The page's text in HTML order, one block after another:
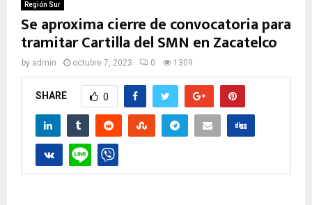
Región Sur
Se aproxima cierre de convocatoria para
tramitar Cartilla del SMN en Zacatelco
by admin octubre 7, 2023 0 1309
SHARE 0